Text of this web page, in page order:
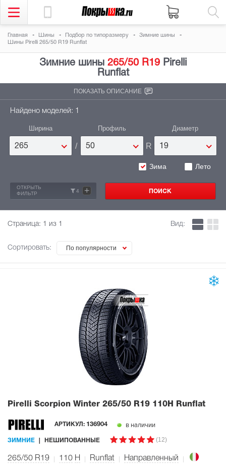
Главная Шины Подбор по типоразмеру
Зимние шины
Шины Pirelli 265/50 R19 Runflat
Зимние шины 265/50 R19 Pirelli
Runflat
ПОКАЗАТЬ ОПИСАНИЕ
Найдено моделей: 1
Ширина
265 /
Профиль
50 R
Диаметр
19
Зима Лето
ОТКРЫТЬ
ФИЛЬТР
4 +
Страница: 1 из 1
Сортировать: По популярности
Вид:
Pirelli Scorpion Winter 265/50 R19 110H Runflat
АРТИКУЛ: 136904 в наличии
ЗИМНИЕ НЕШИПОВАННЫЕ (12)
265/50 R19 110 H Runflat Направленный